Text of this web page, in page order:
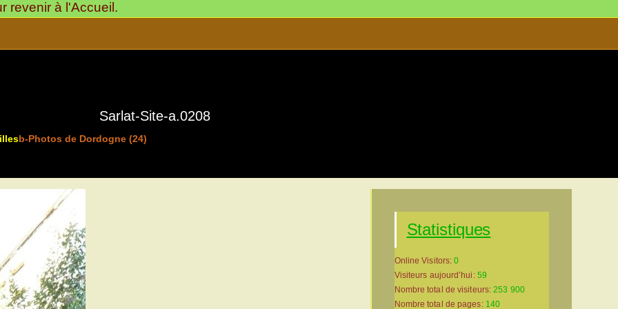
revenir à l'Accueil.
Sarlat-Site-a.0208
b-Photos de Dordogne (24)
Statistiques
Online Visitors:0
Visiteurs aujourd’hui: 59
Nombre total de visiteurs:253 900
Nombre total de pages: 140